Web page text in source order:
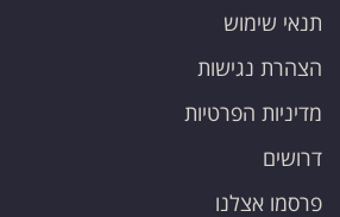
תנאי שימוש
הצהרת נגישות
מדיניות הפרטיות
דרושים
פרסמו אצלנו